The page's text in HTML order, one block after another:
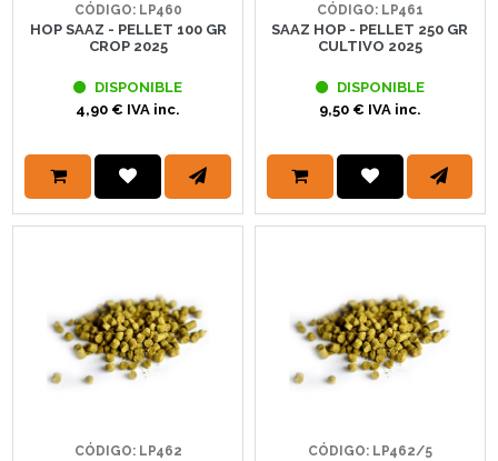
CÓDIGO: LP460
HOP SAAZ - PELLET 100 GR
CROP 2025
DISPONIBLE
4,90 € IVA inc.
CÓDIGO: LP461
SAAZ HOP - PELLET 250 GR
CULTIVO 2025
DISPONIBLE
9,50 € IVA inc.
CÓDIGO: LP462 CÓDIGO: LP462/5